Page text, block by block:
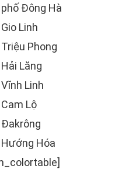
Đông Hà
Linh
Phong
Lăng
Linh
Lộ
Hóa